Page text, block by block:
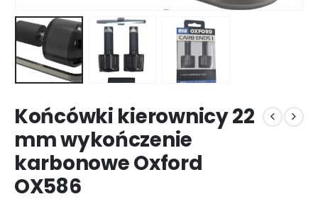
Końcówki kierownicy 22
mm wykończenie
karbonowe Oxford
OX586
0out of 5
299,00
0out of 5
299,00